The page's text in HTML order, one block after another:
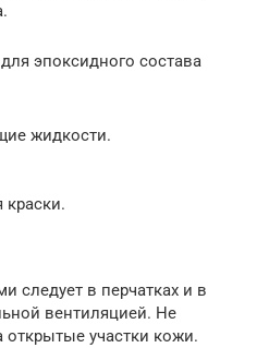
эпоксидного состава
жидкости.
краски.
следует в перчатках и в
вентиляцией. Не
открытые участки кожи.